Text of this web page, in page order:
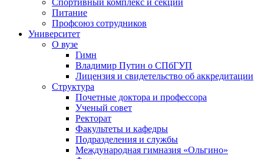
Спортивный комплекс и секции
Питание
Профсоюз сотрудников
Университет
О вузе
Гимн
Владимир Путин о СПбГУП
Лицензия и свидетельство об аккредитации
Структура
Почетные доктора и профессора
Ученый совет
Ректорат
Факультеты и кафедры
Подразделения и службы
Международная гимназия «Ольгино»